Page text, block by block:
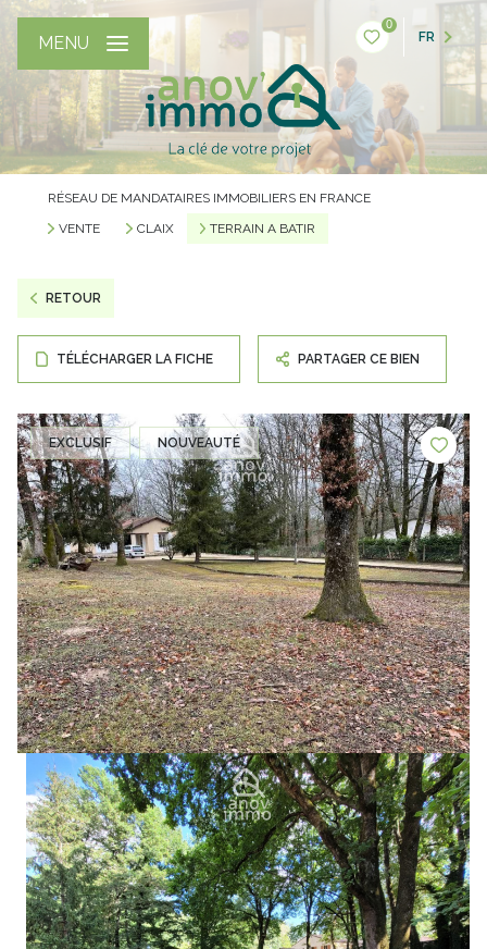
0
FR
MENU
RÉSEAU DE MANDATAIRES IMMOBILIERS EN FRANCE
VENTE
CLAIX TERRAIN A BATIR
RETOUR
TÉLÉCHARGER LA FICHE PARTAGER CE BIEN
EXCLUSIF NOUVEAUTÉ